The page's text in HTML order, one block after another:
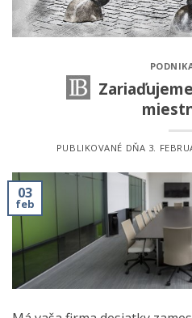
PUBLIKOVANÉ DŇA 3.
03
feb